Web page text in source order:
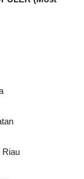
Riau